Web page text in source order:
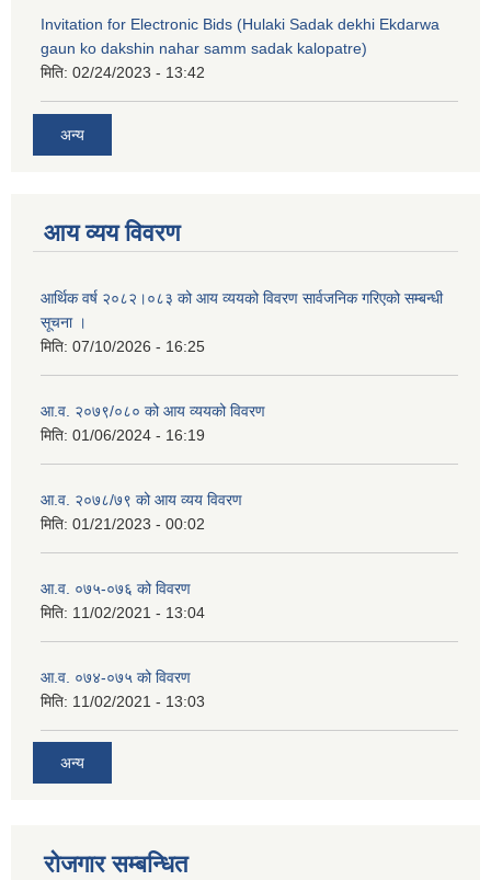
Invitation for Electronic Bids (Hulaki Sadak dekhi Ekdarwa
gaun ko dakshin nahar samm sadak kalopatre)
मिति: 02/24/2023 - 13:42
अन्य
आय व्यय विवरण
आर्थिक वर्ष २०८२।०८३ को आय व्ययको विवरण सार्वजनिक गरिएको सम्बन्धी
सूचना ।
मिति: 07/10/2026 - 16:25
आ.व. २०७९/०८० को आय व्ययको विवरण
मिति: 01/06/2024 - 16:19
आ.व. २०७८/७९ को आय व्यय विवरण
मिति: 01/21/2023 - 00:02
आ.व. ०७५-०७६ को विवरण
मिति: 11/02/2021 - 13:04
आ.व. ०७४-०७५ को विवरण
मिति: 11/02/2021 - 13:03
अन्य
रोजगार सम्बन्धित